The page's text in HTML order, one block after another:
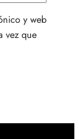
y web
vez que